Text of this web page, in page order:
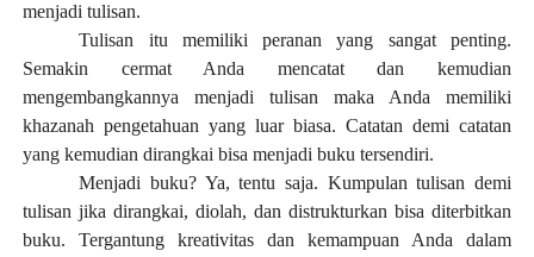
menjadi tulisan.
Tulisan itu memiliki peranan yang sangat penting.
Semakin cermat Anda mencatat dan kemudian
mengembangkannya menjadi tulisan maka Anda memiliki
khazanah pengetahuan yang luar biasa. Catatan demi catatan
yang kemudian dirangkai bisa menjadi buku tersendiri.
Menjadi buku? Ya, tentu saja. Kumpulan tulisan demi
tulisan jika dirangkai, diolah, dan distrukturkan bisa diterbitkan
buku. Tergantung kreativitas dan kemampuan Anda dalam